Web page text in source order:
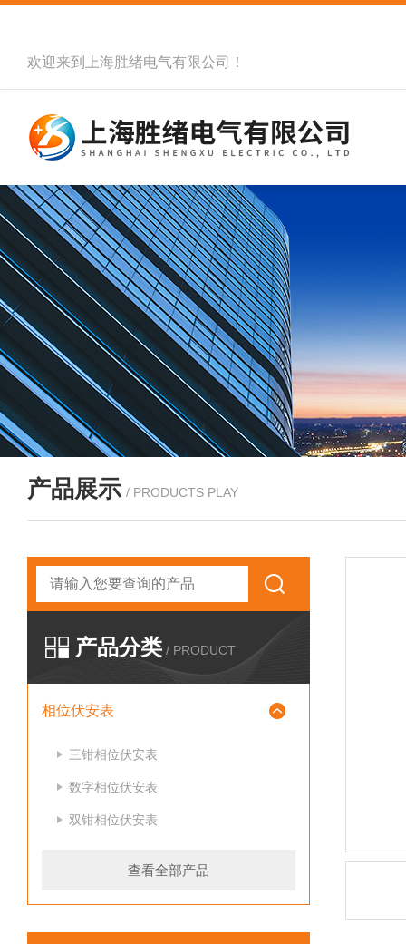
欢迎来到 上海胜绪电气有限公司 ！
产品展示 / PRODUCTS PLAY
产品分类 / PRODUCT
相位伏安表
三钳相位伏安表
数字相位伏安表
双钳相位伏安表
查看全部产品